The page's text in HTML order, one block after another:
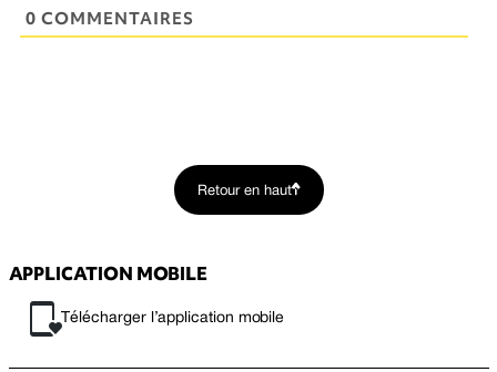
0 COMMENTAIRES
Retour en haut
APPLICATION MOBILE
Télécharger l’application mobile